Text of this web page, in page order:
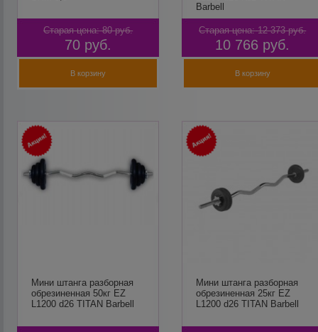
Старая цена: 80 руб.
70 руб.
В корзину
Barbell
Старая цена: 12 373 руб.
10 766 руб.
В корзину
Мини штанга разборная
обрезиненная 50кг EZ
L1200 d26 TITAN Barbell
Мини штанга разборная
обрезиненная 25кг EZ
L1200 d26 TITAN Barbell